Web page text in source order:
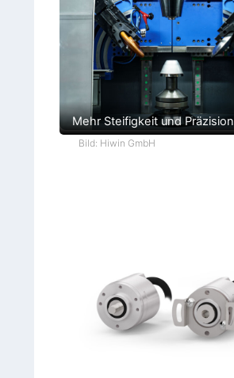
Mehr Steifigkeit und Präzision
Bild: Hiwin GmbH